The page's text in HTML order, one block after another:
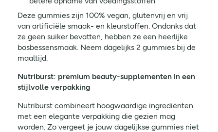
Deze gummies zijn 100% vegan, glutenvrij en vrij
van artificiële smaak- en kleurstoffen. Ondanks dat
ze geen suiker bevatten, hebben ze een heerlijke
bosbessensmaak. Neem dagelijks 2 gummies bij de
maaltijd.
Nutriburst: premium beauty-supplementen in een
stijlvolle verpakking
Nutriburst combineert hoogwaardige ingrediënten
met een elegante verpakking die gezien mag
worden. Zo vergeet je jouw dagelijkse gummies niet